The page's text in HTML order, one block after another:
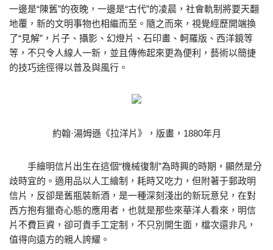
一邊是“陳舊”的夜晚，一邊是“古代”的凌晨，社會軌制將要天翻
地覆，新的文明事物也相繼而至。隨之而來，視覺經歷開端換
了“見解”，片子、攝影、幻燈片、石印畫、軻羅版、西洋鏡等
等，不只令人線人一新，並且傳佈起來更為便利，藝術以簡捷
的技巧途徑得以普及與風行。
約翰·湯姆遜《拉洋片》，版畫，1880年月
手繪明信片出生在這個“機械復制”為時興的時期，顯然是分
歧時宜的。適用品以人工繪制，耗時又吃力，但附著于郵政明
信片，反卻是舊瓶裝新酒，是一種深刻淺出的新玩意兒，在對
西方抱有獵奇心態的應用者，也就是那些來華洋人看來，明信
片不費巨資，卻可貴手工定制，不只別開生面，檔次還非凡，
值得向遠方的親人誇耀。